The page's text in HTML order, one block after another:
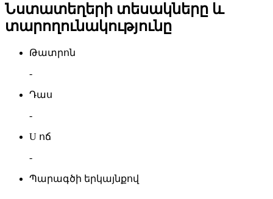
Նստատեղերի տեսակները և
տարողունակությունը
Թատրոն
-
Դաս
-
U ոճ
-
Պարագծի երկայնքով